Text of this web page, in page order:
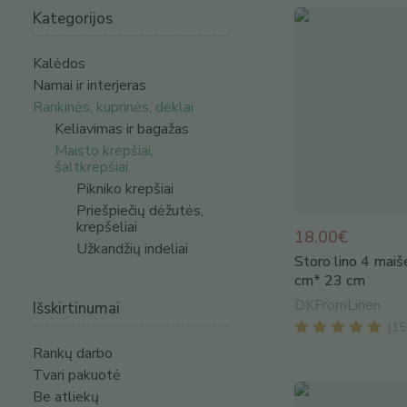
Kategorijos
Kalėdos
Namai ir interjeras
Rankinės, kuprinės, dėklai
Keliavimas ir bagažas
Maisto krepšiai,
šaltkrepšiai
Pikniko krepšiai
Priešpiečių dėžutės,
krepšeliai
Užkandžių indeliai
Išskirtinumai
Rankų darbo
Tvari pakuotė
Be atliekų
18.00€
Storo lino 4
cm* 23 cm
DKFromLinen
( 15